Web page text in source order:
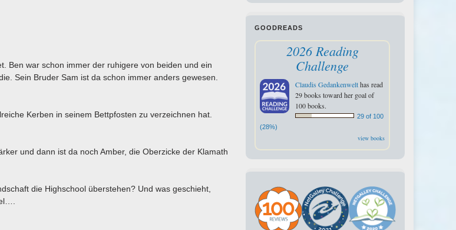
Ben war schon immer der ruhigere von beiden und ein
Sein Bruder Sam ist da schon immer anders gewesen.
Kerben in seinem Bettpfosten zu verzeichnen hat.
und dann ist da noch Amber, die Oberzicke der Klamath
die Highschool überstehen? Und was geschieht,
GOODREADS
2026 Reading
Challenge
Claudis Gedankenwelthas read
29 books toward her goal of
100 books.
29 of 100
(28%)
view books